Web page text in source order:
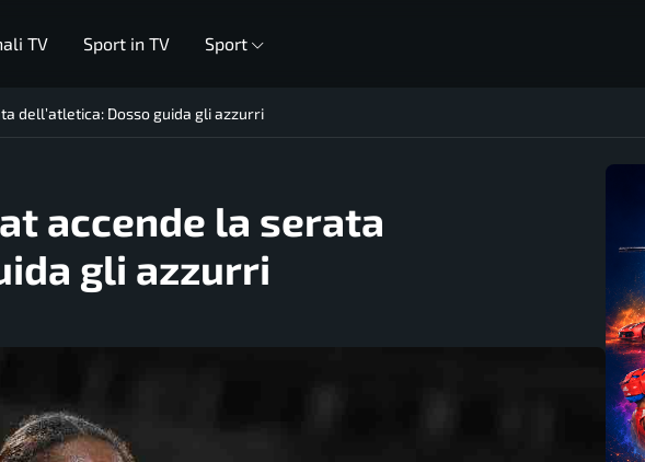
TV Sport in TV Sport
dell’atletica: Dosso guida gli azzurri
accende la serata
gli azzurri